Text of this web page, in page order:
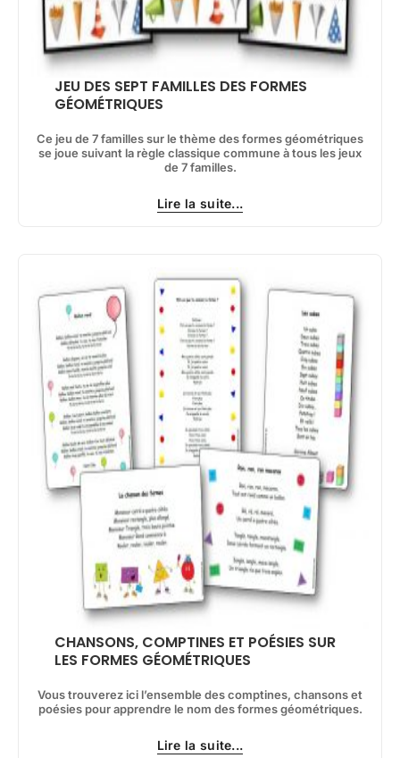
JEU DES SEPT FAMILLES DES FORMES
GÉOMÉTRIQUES
Ce jeu de 7 familles sur le thème des formes géométriques
se joue suivant la règle classique commune à tous les jeux
de 7 familles.
Lire la suite...
CHANSONS, COMPTINES ET POÉSIES SUR
LES FORMES GÉOMÉTRIQUES
Vous trouverez ici l’ensemble des comptines, chansons et
poésies pour apprendre le nom des formes géométriques.
Lire la suite...